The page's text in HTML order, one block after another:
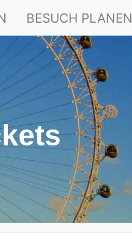
BESUCH PLANEN